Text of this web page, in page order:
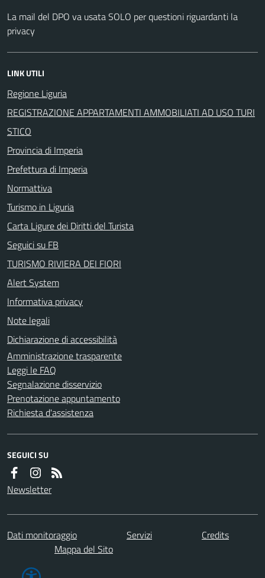
La mail del DPO va usata SOLO per questioni riguardanti la
privacy
LINK UTILI
Regione Liguria
REGISTRAZIONE APPARTAMENTI AMMOBILIATI AD USO TURI
STICO
Provincia di Imperia
Prefettura di Imperia
Normattiva
Turismo in Liguria
Carta Ligure dei Diritti del Turista
Seguici su FB
TURISMO RIVIERA DEI FIORI
Alert System
Informativa privacy
Note legali
Dichiarazione di accessibilità
Amministrazione trasparente
Leggi le FAQ
Segnalazione disservizio
Prenotazione appuntamento
Richiesta d'assistenza
SEGUICI SU
Newsletter
Dati monitoraggio Servizi
Credits
Mappa del Sito